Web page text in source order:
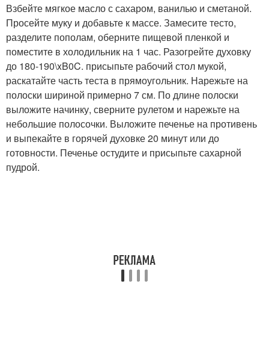
Взбейте мягкое масло с сахаром, ванилью и сметаной.
Просейте муку и добавьте к массе. Замесите тесто,
разделите пополам, оберните пищевой пленкой и
поместите в холодильник на 1 час. Разогрейте духовку
до 180-190\xB0C. присыпьте рабочий стол мукой,
раскатайте часть теста в прямоугольник. Нарежьте на
полоски шириной примерно 7 см. По длине полоски
выложите начинку, сверните рулетом и нарежьте на
небольшие полосочки. Выложите печенье на противень
и выпекайте в горячей духовке 20 минут или до
готовности. Печенье остудите и присыпьте сахарной
пудрой.